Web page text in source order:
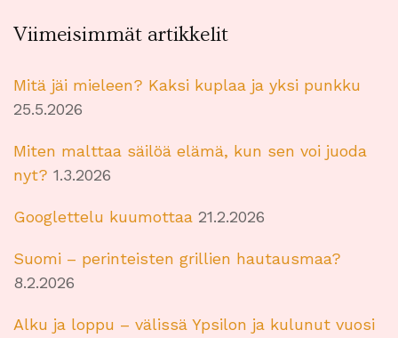
Viimeisimmät artikkelit
Mitä jäi mieleen? Kaksi kuplaa ja yksi punkku
25.5.2026
Miten malttaa säilöä elämä, kun sen voi juoda
nyt? 1.3.2026
Googlettelu kuumottaa 21.2.2026
Suomi – perinteisten grillien hautausmaa?
8.2.2026
Alku ja loppu – välissä Ypsilon ja kulunut vuosi